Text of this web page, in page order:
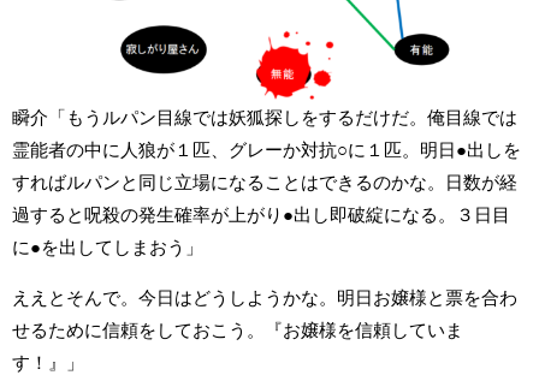
瞬介「もうルパン目線では妖狐探しをするだけだ。俺目線では
霊能者の中に人狼が１匹、グレーか対抗○に１匹。明日●出しを
すればルパンと同じ立場になることはできるのかな。日数が経
過すると呪殺の発生確率が上がり●出し即破綻になる。３日目
に●を出してしまおう」
ええとそんで。今日はどうしようかな。明日お嬢様と票を合わ
せるために信頼をしておこう。『お嬢様を信頼していま
す！』」